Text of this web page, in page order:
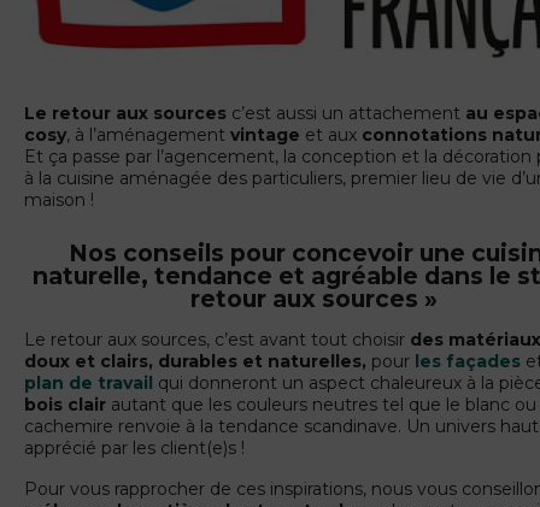
Le retour aux sources c’est aussi un attachement au
cosy, à l’aménagement vintage et aux connotations
Et ça passe par l’agencement, la conception et la décoration
à la cuisine aménagée des particuliers, premier lieu de vie
maison !
Nos conseils pour concevoir une
naturelle, tendance et agréable dans le
retour aux sources »
Le retour aux sources, c’est avant tout choisir des
doux et clairs, durables et naturelles, pour les façades
plan de travail qui donneront un aspect chaleureux à la
bois clair autant que les couleurs neutres tel que le blanc ou
cachemire renvoie à la tendance scandinave. Un univers
apprécié par les client(e)s !
Pour vous rapprocher de ces inspirations, nous vous